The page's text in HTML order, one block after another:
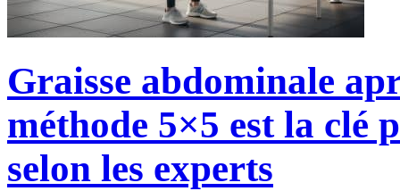
Graisse abdominale
méthode 5×5 est la clé
selon les experts